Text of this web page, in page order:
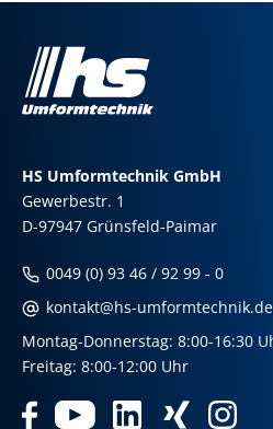
HS Umformtechnik GmbH
Gewerbestr. 1
D-97947 Grünsfeld-Paimar
0049 (0) 93 46 / 92 99 - 0
kontakt@hs-umformtechnik.de
Montag-Donnerstag: 8:00-16:30
Freitag: 8:00-12:00 Uhr